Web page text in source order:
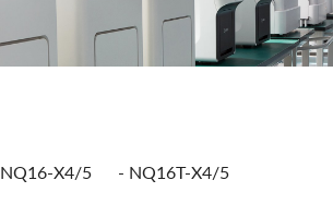
NQ16-X4/5
NQ16T-X4/5